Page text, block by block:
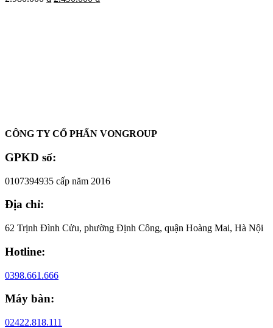
CÔNG TY CỔ PHẨN VONGROUP
GPKD số:
0107394935 cấp năm 2016
Địa chỉ:
62 Trịnh Đình Cửu, phường Định Công, quận Hoàng Mai, Hà Nội
Hotline:
0398.661.666
Máy bàn:
02422.818.111